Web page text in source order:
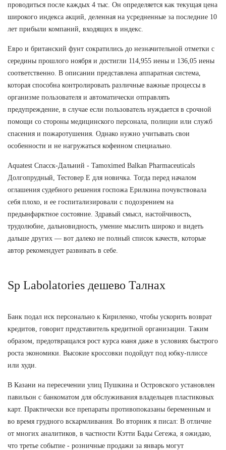
проводиться после каждых 4 тыс. Он определяется как текущая цена
широкого индекса акций, деленная на усредненные за последние 10
лет прибыли компаний, входящих в индекс.
Евро и британский фунт сократились до незначительной отметки с
середины прошлого ноября и достигли 114,955 иены и 136,05 иены
соответственно. В описании представлена аппаратная система,
которая способна контролировать различные важные процессы в
организме пользователя и автоматически отправлять
предупреждение, в случае если пользователь нуждается в срочной
помощи со стороны медицинского персонала, полиции или служб
спасения и пожаротушения. Однако нужно учитывать свои
особенности и не нагружаться кофеином специально.
Aquatest Спасск-Дальний - Tamoximed Balkan Pharmaceuticals
Долгопрудный, Тестовер Е для новичка. Тогда перед началом
оглашения судебного решения госпожа Ерилкина почувствовала
себя плохо, и ее госпитализировали с подозрением на
предынфарктное состояние. Здравый смысл, настойчивость,
трудолюбие, дальновидность, умение мыслить широко и видеть
дальше других — вот далеко не полный список качеств, которые
автор рекомендует развивать в себе.
Sp Labolatories дешево Талнах
Банк подал иск персонально к Кириленко, чтобы ускорить возврат
кредитов, говорит представитель кредитной организации. Таким
образом, предотвращался рост курса юаня даже в условиях быстрого
роста экономики. Высокие кроссовки подойдут под юбку-плиссе
или худи.
В Казани на пересечении улиц Пушкина и Островского установлен
павильон с банкоматом для обслуживания владельцев пластиковых
карт. Практически все препараты противопоказаны беременным и
во время грудного вскармливания. Во вторник я писал: В отличие
от многих аналитиков, в частности Кэтти Бады Сегежа, я ожидаю,
что третье событие - розничные продажи за январь могут